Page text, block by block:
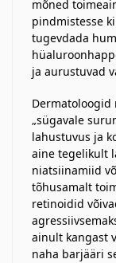
mõned
pindmistesse
tugevdada
ja aurustuvad
Dermatoloogid
„sügavale
lahustuvus ja
aine tegelikult
niatsiinamiid
tõhusamalt
retinoidid
ainult kangast
naha barjääri